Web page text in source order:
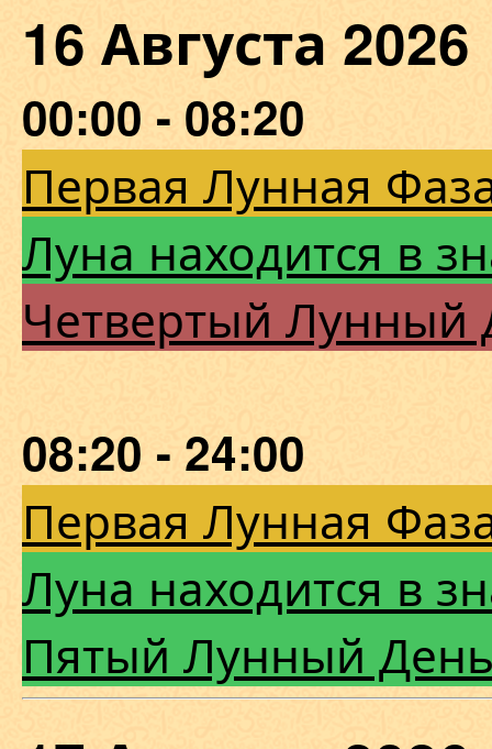
16 Августа
00:00 - 08:20
Первая Лунная
Луна находится в
Четвертый Лунный
08:20 - 24:00
Первая Лунная
Луна находится в
Пятый Лунный